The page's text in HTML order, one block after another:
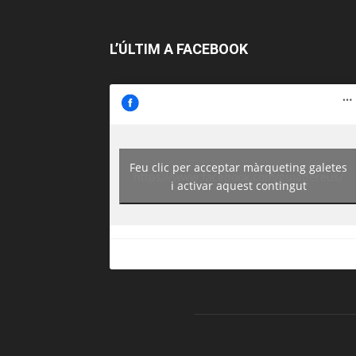
L’ÚLTIM A FACEBOOK
https://www.facebook.com/guiadereus/
Feu clic per acceptar màrqueting galetes
i activar aquest contingut